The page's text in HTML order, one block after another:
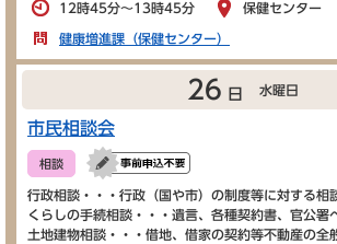
12時45分～13時45分 保健センター
健康増進課（保健センター）
26 日 水曜日
市民相談会
相談
行政相談・・・行政（国や市）の制度等に対する相
くらしの手続相談・・・遺言、各種契約書、官公署
土地建物相談・・・借地、借家の契約等不動産の全